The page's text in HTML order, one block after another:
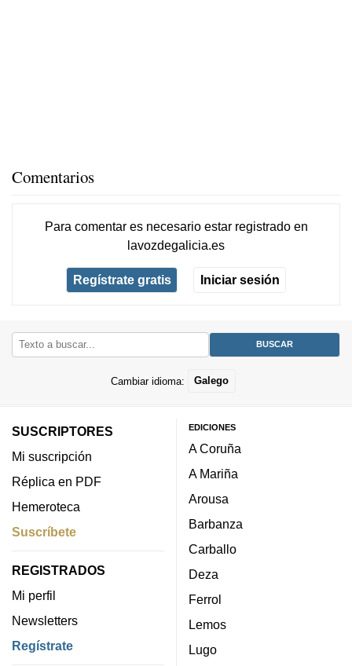
Comentarios
Para comentar es necesario estar registradoen
lavozdegalicia.es
Regístrate gratis Iniciar sesión
Cambiar idioma: Galego
SUSCRIPTORES
Mi suscripción
Réplica en PDF
Hemeroteca
Suscríbete
REGISTRADOS
Mi perfil
Newsletters
Regístrate
EDICIONES
A Coruña
A Mariña
Arousa
Barbanza
Carballo
Deza
Ferrol
Lemos
Lugo